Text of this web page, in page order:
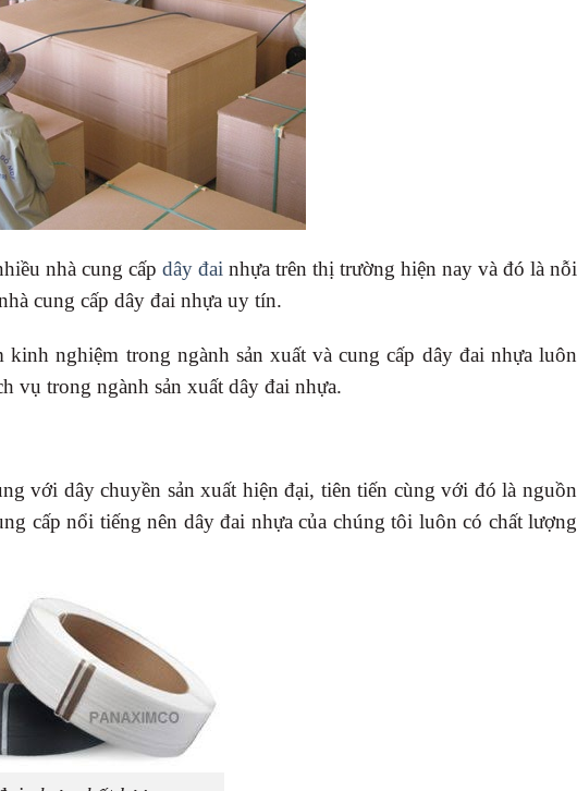
nhà cung cấp dây đai nhựa trên thị trường hiện nay và đó là nỗi
cung cấp dây đai nhựa uy tín.
nghiệm trong ngành sản xuất và cung cấp dây đai nhựa luôn
vụ trong ngành sản xuất dây đai nhựa.
với dây chuyền sản xuất hiện đại, tiên tiến cùng với đó là nguồn
cấp nổi tiếng nên dây đai nhựa của chúng tôi luôn có chất lượng